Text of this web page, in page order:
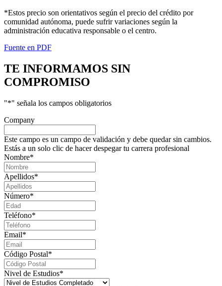
*Estos precio son orientativos según el precio del crédito por
comunidad autónoma, puede sufrir variaciones según la
administración educativa responsable o el centro.
Fuente en PDF
TE INFORMAMOS SIN
COMPROMISO
"*" señala los campos obligatorios
Company
Este campo es un campo de validación y debe quedar sin cambios.
Estás a un solo clic de hacer despegar tu carrera profesional
Nombre*
Apellidos*
Número*
Teléfono*
Email*
Código Postal*
Nivel de Estudios*